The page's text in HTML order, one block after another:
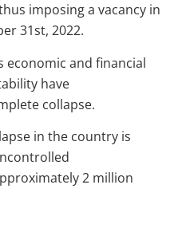
imposing a vacancy in
31st, 2022.
economic and financial
have
collapse.
in the country is
2 million